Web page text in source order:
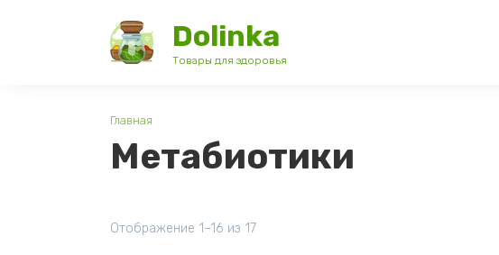
Dolinka
Товары для здоровья
Главная
Метабиотики
Отображение 1–16 из 17